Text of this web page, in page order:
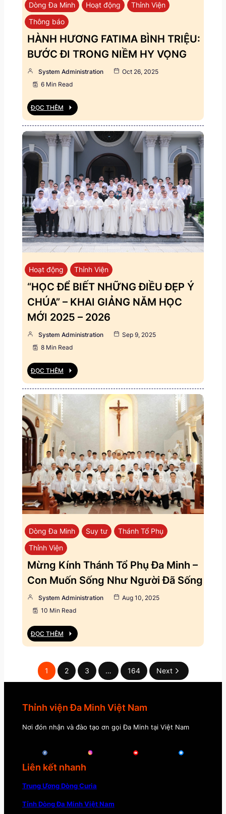
Dòng Đa Minh Hoạt động
Thỉnh Viện
Thông báo
HÀNH HƯƠNG FATIMA BÌNH TRIỆU:
BƯỚC ĐI TRONG NIỀM HY VỌNG
System Administration
Oct 26, 2025
6 Min Read
ĐỌC THÊM
Hoạt động Thỉnh Viện
“HỌC ĐỂ BIẾT NHỮNG ĐIỀU ĐẸP Ý
CHÚA” – KHAI GIẢNG NĂM HỌC
MỚI 2025 – 2026
System Administration
Sep 9, 2025
8 Min Read
ĐỌC THÊM
Dòng Đa Minh Suy tư
Thánh Tổ Phụ
Thỉnh Viện
Mừng Kính Thánh Tổ Phụ Đa Minh –
Con Muốn Sống Như Người Đã Sống
System Administration
Aug 10, 2025
10 Min Read
ĐỌC THÊM
1 2 3 … 164 Next
Thỉnh viện Đa Minh Việt Nam
Nơi đón nhận và đào tạo ơn gọi Đa Minh tại Việt Nam
Liên kết nhanh
Trung Ương Dòng Curia
Tỉnh Dòng Đa Minh Việt Nam